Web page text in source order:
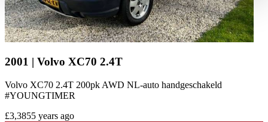
haben oder die sie im Rahmen Ihrer Nutzung der Dienste
gesammelt haben.Datenschutzerklärung
2001 | Volvo XC70 2.4T
Volvo XC70 2.4T 200pk AWD NL-auto handgeschakeld
#YOUNGTIMER
£3,3855 years ago